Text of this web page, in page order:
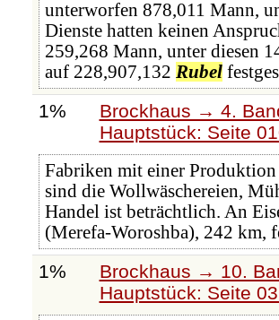
unterworfen 878,011 Mann,
Dienste hatten keinen
259,268 Mann, unter diesen
auf 228,907,132 Rubel
1%
Brockhaus → 4.
Hauptstück: Seite
Fabriken mit einer
sind die Wollwäschereien,
Handel ist beträchtlich. An
(Merefa-Woroshba), 242 km,
1%
Brockhaus → 10.
Hauptstück: Seite